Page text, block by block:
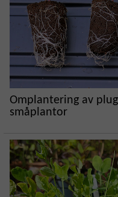
Omplantering av
småplantor